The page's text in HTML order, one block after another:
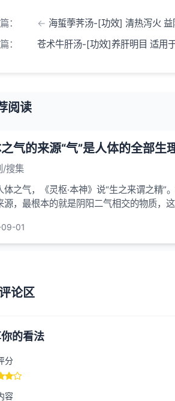
：
海蜇荸荠汤-[功效] 清热泻火
：
苍术牛肝汤-[功效]养肝明目 适用
阅读
气的来源“气”是人体的全部生
/搜集
体之气，《灵枢·本神》说“生之来谓之精”
源，最根本的就是阴阳二气相交的物质，
01
论区
的看法
分
容